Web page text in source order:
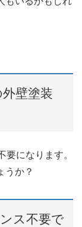
壁塗装
要になります。
うか？
ス不要で